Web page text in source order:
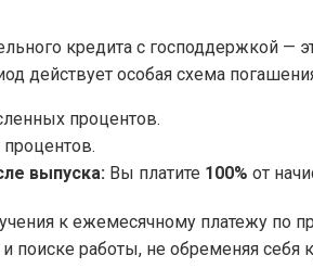
кредита с господдержкой —
действует особая схема
процентов.
выпуска: Вы платите 100% от
к ежемесячному платежу по
поиске работы, не обременяя